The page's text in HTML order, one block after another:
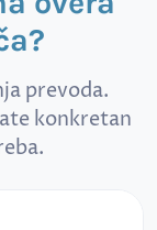
prevoda.
konkretan